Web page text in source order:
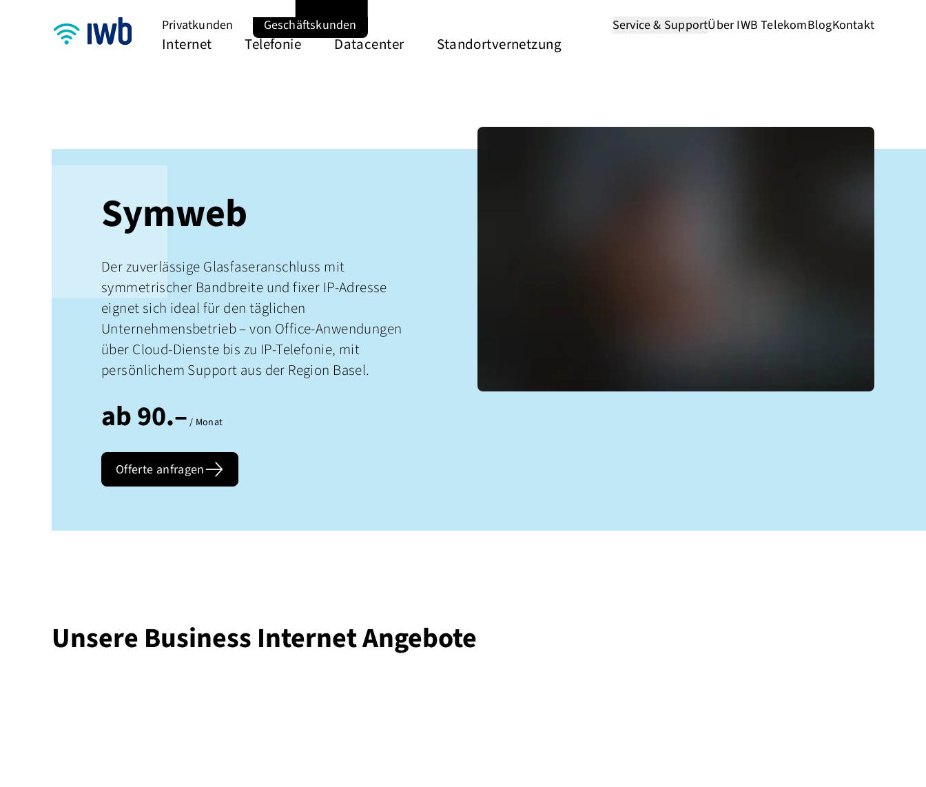
Privatkunden Geschäftskunden Service & SupportÜber IWB TelekomBlogKontakt
Internet Telefonie Datacenter Standortvernetzung
Symweb
Der zuverlässige Glasfaseranschluss mit
symmetrischer Bandbreite und fixer IP-Adresse
eignet sich ideal für den täglichen
Unternehmensbetrieb – von Office-Anwendungen
über Cloud-Dienste bis zu IP-Telefonie, mit
persönlichem Support aus der Region Basel.
ab90.– / Monat
Offerte anfragen
Unsere Business Internet Angebote